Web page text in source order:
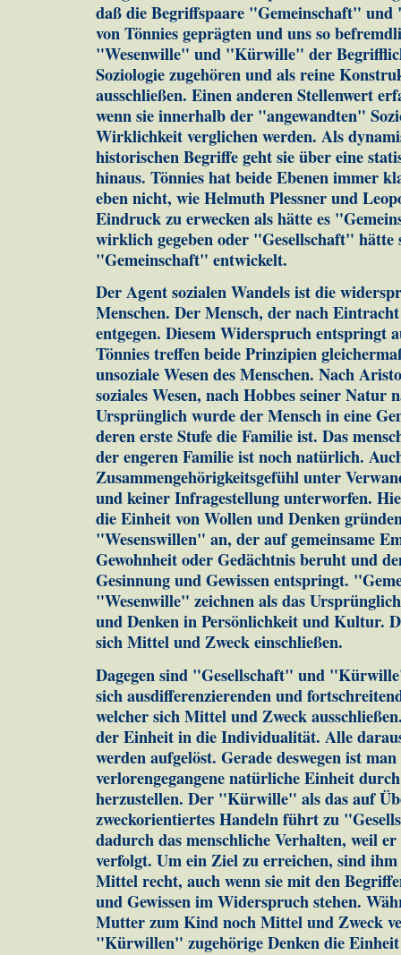
daß die Begriffspaare "Gemeinschaft"
von Tönnies geprägten und uns so
"Wesenwille" und "Kürwille" der
Soziologie zugehören und als reine
ausschließen. Einen anderen Stellenwert
wenn sie innerhalb der "angewandten"
Wirklichkeit verglichen werden. Als
historischen Begriffe geht sie über eine
hinaus. Tönnies hat beide Ebenen immer
eben nicht, wie Helmuth Plessner und
Eindruck zu erwecken als hätte es
wirklich gegeben oder "Gesellschaft" hätte
"Gemeinschaft" entwickelt.
Der Agent sozialen Wandels ist die
Menschen. Der Mensch, der nach
entgegen. Diesem Widerspruch entspringt
Tönnies treffen beide Prinzipien
unsoziale Wesen des Menschen. Nach
soziales Wesen, nach Hobbes seiner Natur
Ursprünglich wurde der Mensch in eine
deren erste Stufe die Familie ist. Das
der engeren Familie ist noch natürlich.
Zusammengehörigkeitsgefühl unter
und keiner Infragestellung unterworfen.
die Einheit von Wollen und Denken
"Wesenswillen" an, der auf gemeinsame
Gewohnheit oder Gedächtnis beruht und
Gesinnung und Gewissen entspringt.
"Wesenwille" zeichnen als das
und Denken in Persönlichkeit und Kultur.
sich Mittel und Zweck einschließen.
Dagegen sind "Gesellschaft" und
sich ausdifferenzierenden und
welcher sich Mittel und Zweck
der Einheit in die Individualität. Alle
werden aufgelöst. Gerade deswegen ist
verlorengegangene natürliche Einheit
herzustellen. Der "Kürwille" als das auf
zweckorientiertes Handeln führt zu
dadurch das menschliche Verhalten, weil
verfolgt. Um ein Ziel zu erreichen, sind
Mittel recht, auch wenn sie mit den
und Gewissen im Widerspruch stehen.
Mutter zum Kind noch Mittel und Zweck
"Kürwillen" zugehörige Denken die